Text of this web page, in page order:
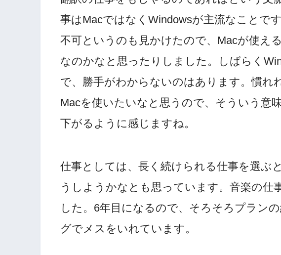
事はMacではなくWindowsが主流なことで
不可というのも見かけたので、Macが使え
なのかなと思ったりしました。しばらく
で、勝手がわからないのはあります。慣れ
Macを使いたいなと思うので、そういう意
下がるように感じますね。
仕事としては、長く続けられる仕事を選ぶ
うしようかなとも思っています。音楽の仕
した。6年目になるので、そろそろプラン
グでメスをいれています。